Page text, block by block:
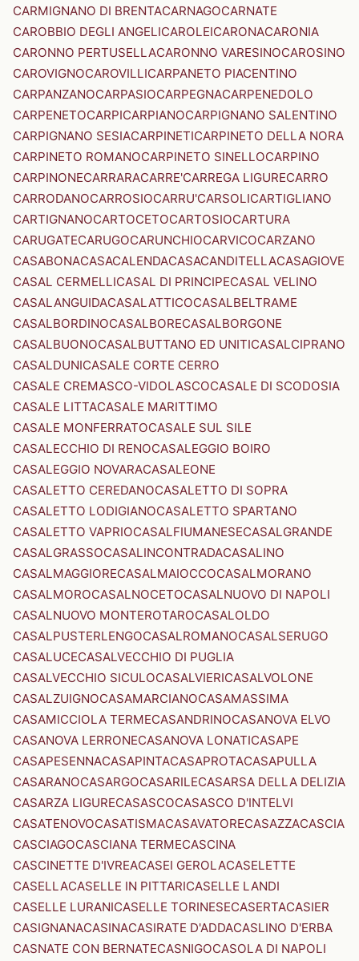
CARMIGNANO DI BRENTACARNAGOCARNATE
CAROBBIO DEGLI ANGELICAROLEICARONACARONIA
CARONNO PERTUSELLACARONNO VARESINOCAROSINO
CAROVIGNOCAROVILLICARPANETO PIACENTINO
CARPANZANOCARPASIOCARPEGNACARPENEDOLO
CARPENETOCARPICARPIANOCARPIGNANO SALENTINO
CARPIGNANO SESIACARPINETICARPINETO DELLA NORA
CARPINETO ROMANOCARPINETO SINELLOCARPINO
CARPINONECARRARACARRE'CARREGA LIGURECARRO
CARRODANOCARROSIOCARRU'CARSOLICARTIGLIANO
CARTIGNANOCARTOCETOCARTOSIOCARTURA
CARUGATECARUGOCARUNCHIOCARVICOCARZANO
CASABONACASACALENDACASACANDITELLACASAGIOVE
CASAL CERMELLICASAL DI PRINCIPECASAL VELINO
CASALANGUIDACASALATTICOCASALBELTRAME
CASALBORDINOCASALBORECASALBORGONE
CASALBUONOCASALBUTTANO ED UNITICASALCIPRANO
CASALDUNICASALE CORTE CERRO
CASALE CREMASCO-VIDOLASCOCASALE DI SCODOSIA
CASALE LITTACASALE MARITTIMO
CASALE MONFERRATOCASALE SUL SILE
CASALECCHIO DI RENOCASALEGGIO BOIRO
CASALEGGIO NOVARACASALEONE
CASALETTO CEREDANOCASALETTO DI SOPRA
CASALETTO LODIGIANOCASALETTO SPARTANO
CASALETTO VAPRIOCASALFIUMANESECASALGRANDE
CASALGRASSOCASALINCONTRADACASALINO
CASALMAGGIORECASALMAIOCCOCASALMORANO
CASALMOROCASALNOCETOCASALNUOVO DI NAPOLI
CASALNUOVO MONTEROTAROCASALOLDO
CASALPUSTERLENGOCASALROMANOCASALSERUGO
CASALUCECASALVECCHIO DI PUGLIA
CASALVECCHIO SICULOCASALVIERICASALVOLONE
CASALZUIGNOCASAMARCIANOCASAMASSIMA
CASAMICCIOLA TERMECASANDRINOCASANOVA ELVO
CASANOVA LERRONECASANOVA LONATICASAPE
CASAPESENNACASAPINTACASAPROTACASAPULLA
CASARANOCASARGOCASARILECASARSA DELLA DELIZIA
CASARZA LIGURECASASCOCASASCO D'INTELVI
CASATENOVOCASATISMACASAVATORECASAZZACASCIA
CASCIAGOCASCIANA TERMECASCINA
CASCINETTE D'IVREACASEI GEROLACASELETTE
CASELLACASELLE IN PITTARICASELLE LANDI
CASELLE LURANICASELLE TORINESECASERTACASIER
CASIGNANACASINACASIRATE D'ADDACASLINO D'ERBA
CASNATE CON BERNATECASNIGOCASOLA DI NAPOLI